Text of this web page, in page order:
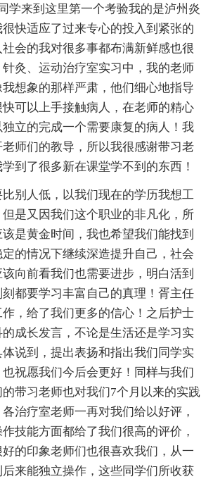
学来到这里第一个考验我的是泸州炎
快适应了过来专心的投入到紧张的
会的我对很多事都布满新鲜感也很
灸、运动治疗室实习中，我的老师
想象的那样严肃，他们细心地指导
可以上手接触病人，在老师的精心
立的完成一个需要康复的病人！我
师们的教导，所以我很感谢带习老
到了很多新在课堂学不到的东西！
别人低，以我们现在的学历我想工
是又因我们这个职业的非凡化，所
是黄金时间，我也希望我们能找到
的情况下继续深造提升自己，社会
向前看我们也需要进步，明白活到
都要学习丰富自己的真理！胥主任
，给了我们更多的信心！之后护士
成长发言，不论是生活还是学习实
说到，提出表扬和指出我们同学实
祝愿我们今后会更好！同样与我们
带习老师也对我们7个月以来的实践
治疗室老师一再对我们给以好评，
技能方面都给了我们很高的评价，
的印象老师们也很喜欢我们，从一
来能独立操作，这些同学们所收获